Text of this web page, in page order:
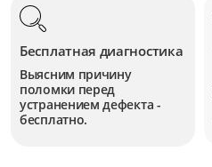
Бесплатная диагностика
Выясним причину
поломки перед
устранением дефекта -
бесплатно.